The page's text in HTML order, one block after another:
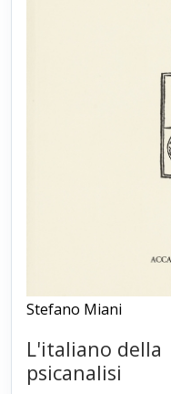
Stefano Miani
L'italiano della
psicanalisi